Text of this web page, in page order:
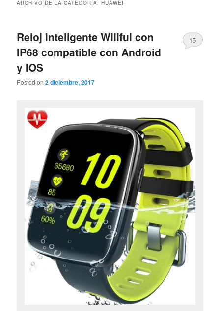
ARCHIVO DE LA CATEGORÍA:HUAWEI
Reloj inteligente Willful con
IP68 compatible con Android
y IOS
Posted on2 diciembre, 2017
15